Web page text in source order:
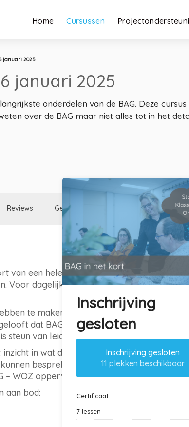
Home Cursussen
januari 2025
januari 2025
onderdelen van de BAG. Deze
over de BAG maar niet alles tot in het
Inschrijving
gesloten
Inschrijving gesloten
11 plekken beschikbaar
Certificaat
7 lessen
Reviews Gerelateerd
van een hele naar een halve dag om beter
Voor dagelijkse gebruikers zijn cursussen
te maken met veel veranderingen,
dat BAG-beheerders efficiënter
steun van leidinggevenden en collega’s
inzicht in wat de BAG registreert en hoe dit
bespreken en efficiënter kunnen
WOZ oppervlakteberekening” en “het
aan bod: